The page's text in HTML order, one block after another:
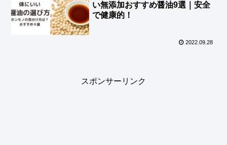
い無添加おすすめ醤油9選｜安全
で健康的！
2022.09.28
スポンサーリンク